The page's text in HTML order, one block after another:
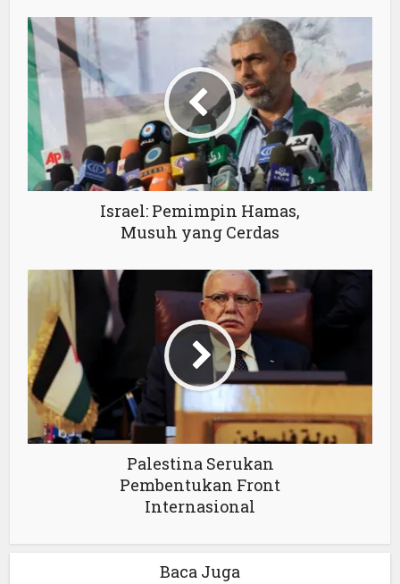
Israel: Pemimpin Hamas,
Musuh yang Cerdas
Palestina Serukan
Pembentukan Front
Internasional
Baca Juga